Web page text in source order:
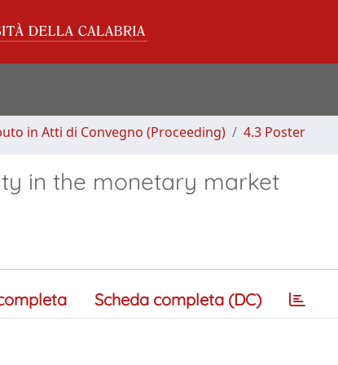
in Atti di Convegno (Proceeding) 4.3 Poster
in the monetary market
Scheda completa (DC)